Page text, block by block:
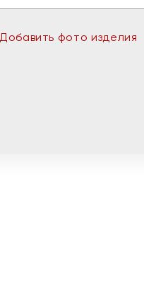
Добавить фото изделия